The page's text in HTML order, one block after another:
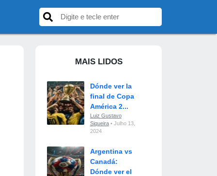
MAIS LIDOS
Dónde ver la
final de Copa
América 2...
Luiz Gustavo
Siqueira• Julho 13,
2024
Argentina vs
Canadá:
Dónde ver el